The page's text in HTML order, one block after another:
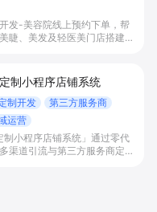
发-美容院线上预约下单，帮
睫、美发及轻医美门店搭建线
店转化和复购。
制小程序店铺系统
制开发
第三方服务商
运营
制小程序店铺系统」通过零代
渠道引流与第三方服务商定制